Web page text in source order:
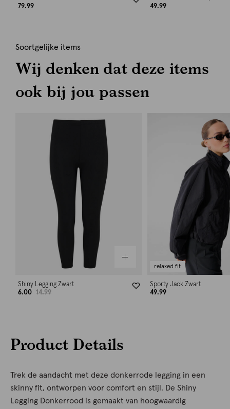
79.99
49.99
Soortgelijke items
Wij denken dat deze items
ook bij jou passen
Shiny Legging Zwart
6.00
14.99
relaxed fit
Sporty Jack Zwart
49.99
Product Details
Trek de aandacht met deze donkerrode legging in een
skinny fit, ontworpen voor comfort en stijl. De Shiny
Legging Donkerrood is gemaakt van hoogwaardig